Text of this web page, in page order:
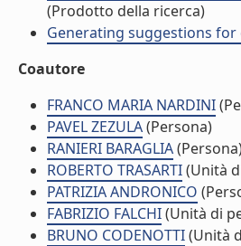
(Prodotto della ricerca)
Generating suggestions
Coautore
FRANCO MARIA NARDINI
PAVEL ZEZULA(Persona)
RANIERI BARAGLIA
ROBERTO TRASARTI(Unità
PATRIZIA ANDRONICO
FABRIZIO FALCHI(Unità di
BRUNO CODENOTTI(Unità